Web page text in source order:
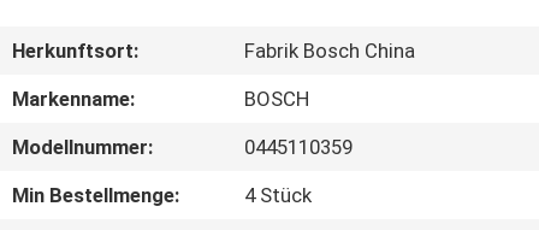
FABRIK-
QUALITÄTSKONTROLLE
Herkunftsort:
Fabrik Bosch China
Markenname:
BOSCH
Modellnummer:
0445110359
Min Bestellmenge:
4 Stück